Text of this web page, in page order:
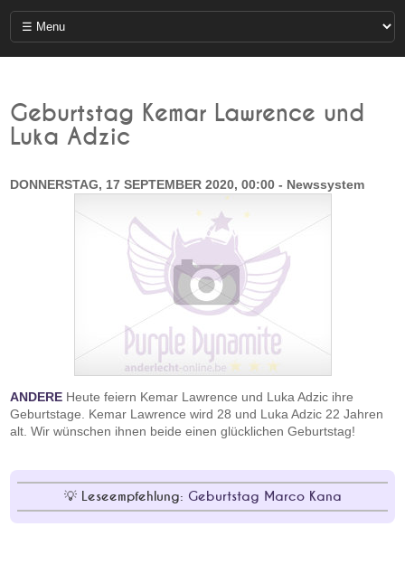
Geburtstag Kemar Lawrence und
Luka Adzic
DONNERSTAG, 17 SEPTEMBER 2020, 00:00 - Newssystem
ANDERE Heute feiern Kemar Lawrence und Luka Adzic ihre
Geburtstage. Kemar Lawrence wird 28 und Luka Adzic 22 Jahren
alt. Wir wünschen ihnen beide einen glücklichen Geburtstag!
Leseempfehlung: Geburtstag Marco Kana